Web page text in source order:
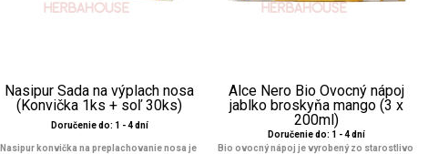
Nasipur Sada na výplach nosa
(Konvička 1ks + soľ 30ks)
Doručenie do: 1 - 4 dní
Nasipur konvička na preplachovanie nosa je
Alce Nero Bio Ovocný nápoj
jablko broskyňa mango (3 x
200ml)
Doručenie do: 1 - 4 dní
Bio ovocný nápoj je vyrobený zo starostlivo